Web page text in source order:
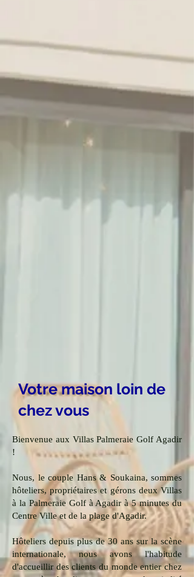
Votre maison loin de
chez vous
Bienvenue aux Villas Palmeraie Golf Agadir
!
Nous, le couple Hans & Soukaina, sommes
hôteliers, propriétaires et gérons deux Villas
à la Palmeraie Golf à Agadir à 5 minutes du
Centre Ville et de la plage d'Agadir.
Hôteliers depuis plus de 30 ans sur la scène
internationale, nous avons l'habitude
d'accueillir des clients du monde entier chez